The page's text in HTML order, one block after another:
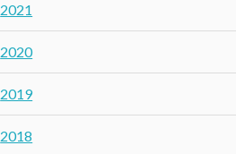
2021
2020
2019
2018